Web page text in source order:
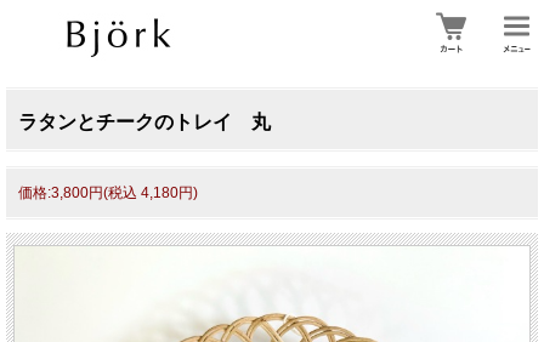
ラタンとチークのトレイ 丸
価格:3,800円(税込 4,180円)